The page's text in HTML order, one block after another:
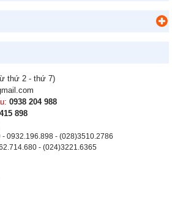
thứ 2 - thứ 7)
0938 204 988
898
- 0932.196.898 - (028)3510.2786
- (024)3221.6365